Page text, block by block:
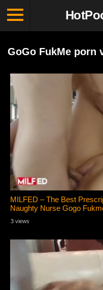
GoGo FukMe porn
MILFED – The Best
Naughty Nurse Gogo
3 views